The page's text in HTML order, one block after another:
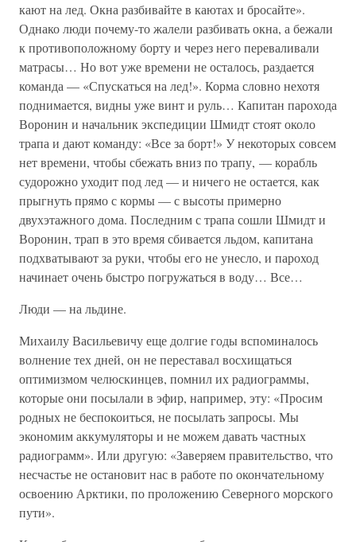
кают на лед. Окна разбивайте в каютах и бросайте».
Однако люди почему-то жалели разбивать окна, а бежали
к противоположному борту и через него переваливали
матрасы… Но вот уже времени не осталось, раздается
команда — «Спускаться на лед!». Корма словно нехотя
поднимается, видны уже винт и руль… Капитан парохода
Воронин и начальник экспедиции Шмидт стоят около
трапа и дают команду: «Все за борт!» У некоторых совсем
нет времени, чтобы сбежать вниз по трапу, — корабль
судорожно уходит под лед — и ничего не остается, как
прыгнуть прямо с кормы — с высоты примерно
двухэтажного дома. Последним с трапа сошли Шмидт и
Воронин, трап в это время сбивается льдом, капитана
подхватывают за руки, чтобы его не унесло, и пароход
начинает очень быстро погружаться в воду… Все…
Люди — на льдине.
Михаилу Васильевичу еще долгие годы вспоминалось
волнение тех дней, он не переставал восхищаться
оптимизмом челюскинцев, помнил их радиограммы,
которые они посылали в эфир, например, эту: «Просим
родных не беспокоиться, не посылать запросы. Мы
экономим аккумуляторы и не можем давать частных
радиограмм». Или другую: «Заверяем правительство, что
несчастье не остановит нас в работе по окончательному
освоению Арктики, по проложению Северного морского
пути».